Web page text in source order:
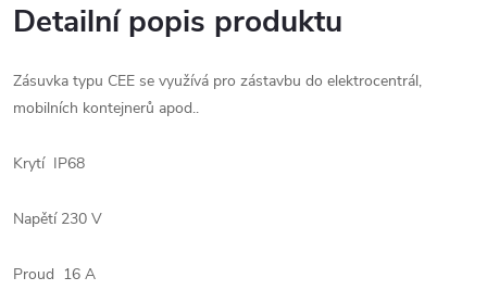
Detailní popis produktu
Zásuvka typu CEE se využívá pro zástavbu do elektrocentrál,
mobilních kontejnerů apod..
Krytí IP68
Napětí 230 V
Proud 16 A